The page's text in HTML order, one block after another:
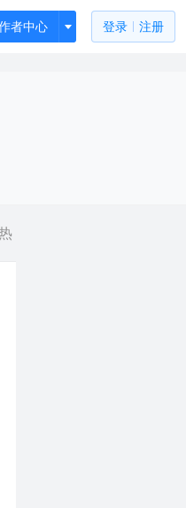
者中心 登录 注册